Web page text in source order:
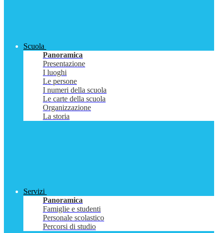
Scuola
Panoramica
Presentazione
I luoghi
Le persone
I numeri della scuola
Le carte della scuola
Organizzazione
La storia
Servizi
Panoramica
Famiglie e studenti
Personale scolastico
Percorsi di studio